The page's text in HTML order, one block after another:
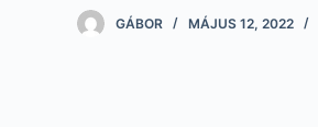
GÁBOR MÁJUS 12, 2022